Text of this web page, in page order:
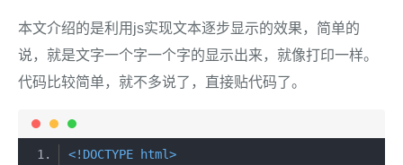
爱拼搏
本文介绍的是利用js实现文本逐步显示的效果，简单的
说，就是文字一个字一个字的显示出来，就像打印一样。
代码比较简单，就不多说了，直接贴代码了。
<!DOCTYPE html>